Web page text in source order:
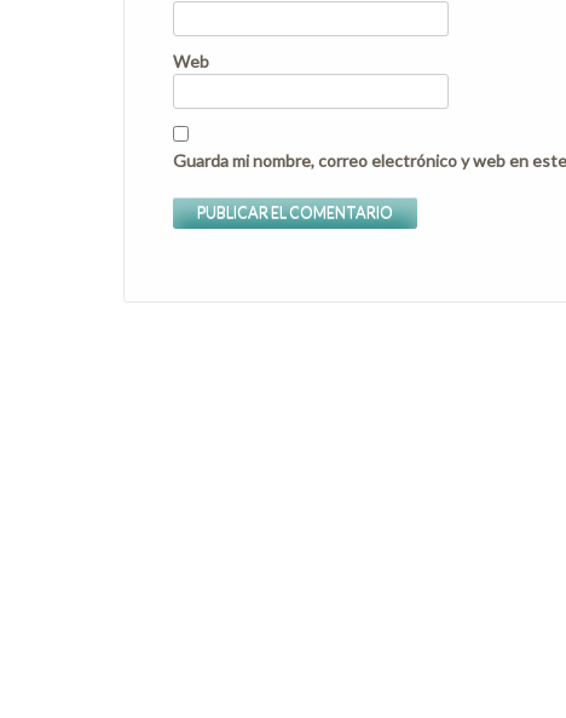
Web
Guarda mi nombre, correo electrónico y web en